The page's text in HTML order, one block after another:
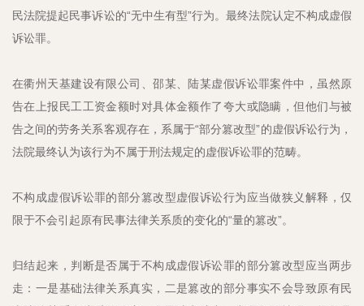
民法院提起民事诉讼的“无中生有型”行为。最终法院认定不构成虚假
诉讼罪。
在衢州天基建设有限公司、邵某、陆某虚假诉讼罪案件中，虽然原
告在上报民工工资金额时对具体金额作了夸大或隐瞒，但他们与被
告之间的劳务关系客观存在，系属于“部分篡改型”的虚假诉讼行为，
法院最终认为该行为不属于刑法规定的虚假诉讼罪的范畴。
不构成虚假诉讼罪的部分篡改型虚假诉讼行为应当做狭义解释，仅
限于不会引起原有民事法律关系质的变化的“量的篡改”。
归结起来，判断是否属于不构成虚假诉讼罪的部分篡改型应当两步
走：一是基础法律关系真实，二是篡改的部分事实不会导致原有民